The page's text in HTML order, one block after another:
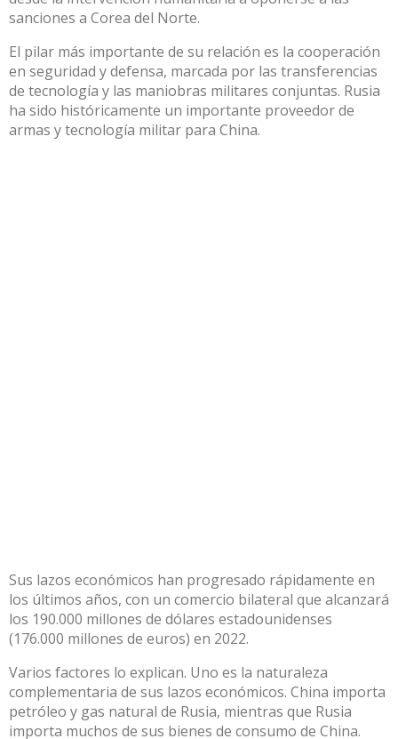
sanciones a Corea del Norte.
El pilar más importante de su relación es la cooperación
en seguridad y defensa, marcada por las transferencias
de tecnología y las maniobras militares conjuntas. Rusia
ha sido históricamente un importante proveedorde
armas y tecnología militar para China.
Sus lazos económicos han progresado rápidamente en
los últimos años, con un comercio bilateral que alcanzará
los 190.000 millones de dólares estadounidenses
(176.000 millones de euros) en 2022.
Varios factores lo explican. Uno es la naturaleza
complementaria de sus lazos económicos. China importa
petróleo y gas natural de Rusia, mientras que Rusia
importa muchos de sus bienes de consumo de China.